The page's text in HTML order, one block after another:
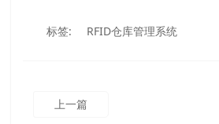
标签: RFID仓库管理系统
上一篇